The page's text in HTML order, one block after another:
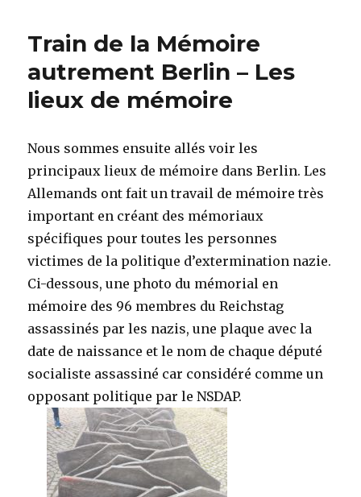
Edition
la
Mémoire
Train de la Mémoire
autrement Berlin – Les
lieux de mémoire
Nous sommes ensuite allés voir les
principaux lieux de mémoire dans Berlin. Les
Allemands ont fait un travail de mémoire très
important en créant des mémoriaux
spécifiques pour toutes les personnes
victimes de la politique d’extermination nazie.
Ci-dessous, une photo du mémorial en
mémoire des 96 membres du Reichstag
assassinés par les nazis, une plaque avec la
date de naissance et le nom de chaque député
socialiste assassiné car considéré comme un
opposant politique par le NSDAP.